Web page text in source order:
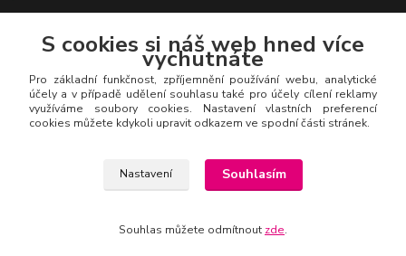
Zákaznická linka Salerm.cz
+420 777 271 199
salerm@salerm.cz
S cookies si náš web hned více
vychutnáte
Pro základní funkčnost, zpříjemnění používání webu, analytické
účely a v případě udělení souhlasu také pro účely cílení reklamy
využíváme soubory cookies. Nastavení vlastních preferencí
cookies můžete kdykoli upravit odkazem ve spodní části stránek.
Nastavení Souhlasím
Souhlas můžete odmítnout zde.